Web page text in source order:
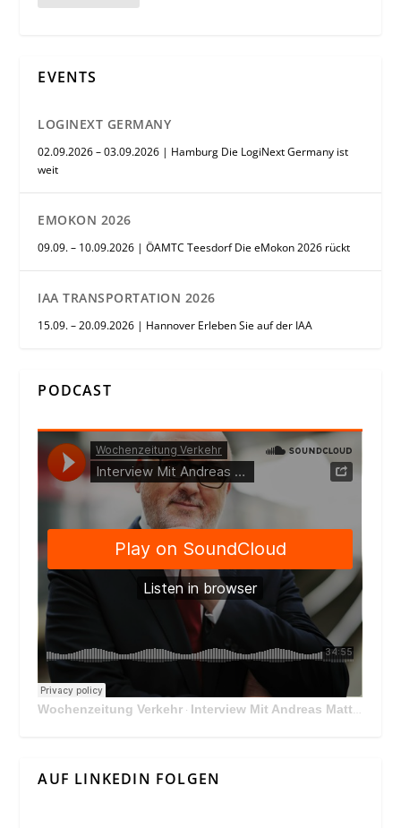
EVENTS
LOGINEXT GERMANY
02.09.2026 – 03.09.2026 | Hamburg Die LogiNext Germany ist
weit
EMOKON 2026
09.09. – 10.09.2026 | ÖAMTC Teesdorf Die eMokon 2026 rückt
IAA TRANSPORTATION 2026
15.09. – 20.09.2026 | Hannover Erleben Sie auf der IAA
PODCAST
Wochenzeitung Verkehr · Interview Mit Andreas Matthä, CEO der ÖBB Holding
AUF LINKEDIN FOLGEN